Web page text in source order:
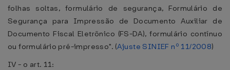
folhas soltas, formulário de segurança, Formulário de
Segurança para Impressão de Documento Auxiliar de
Documento Fiscal Eletrônico (FS-DA), formulário contínuo
ou formulário pré-impresso". (Ajuste SINIEF nº 11/2008)
IV - o art. 11: